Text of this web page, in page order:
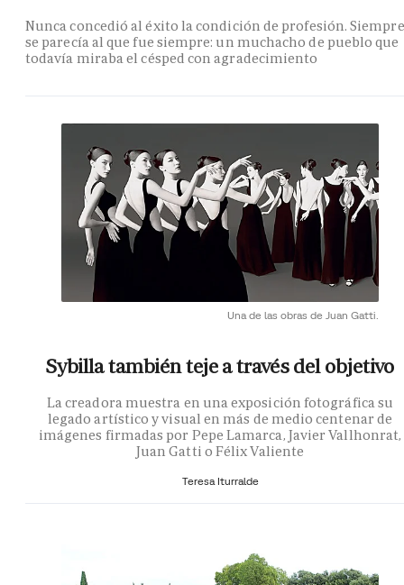
Nunca concedió al éxito la condición de profesión. Siempre
se parecía al que fue siempre: un muchacho de pueblo que
todavía miraba el césped con agradecimiento
Una de las obras de Juan Gatti.
Sybilla también teje a través del objetivo
La creadora muestra en una exposición fotográfica su
legado artístico y visual en más de medio centenar de
imágenes firmadas por Pepe Lamarca, Javier Vallhonrat,
Juan Gatti o Félix Valiente
Teresa Iturralde